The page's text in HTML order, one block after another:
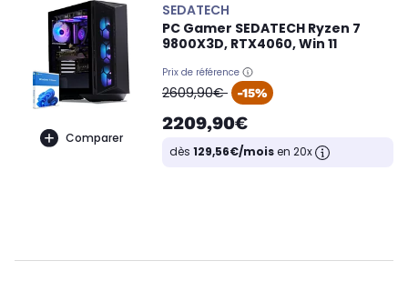
Comparer
SEDATECH
PC Gamer SEDATECH Ryzen 7
9800X3D, RTX4060, Win 11
Prix de référence
oldPrice
2609,90€ -15%
2209,90€
dès 129,56€/moisen 20x